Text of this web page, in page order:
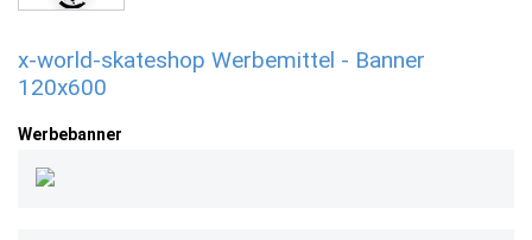
x-world-skateshop Werbemittel - Banner
120x600
Werbebanner